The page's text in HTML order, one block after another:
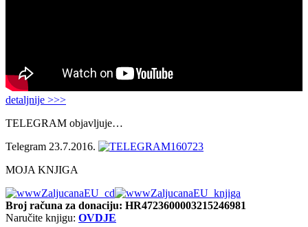
detaljnije >>>
TELEGRAM objavljuje…
Telegram 23.7.2016.
MOJA KNJIGA
Broj računa za donaciju: HR4723600003215246981
Naručite knjigu: OVDJE